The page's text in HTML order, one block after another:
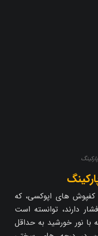
کفپوش‌ های اپوکسی، که
دارند، توانسته است
با نور خورشید به حداقل